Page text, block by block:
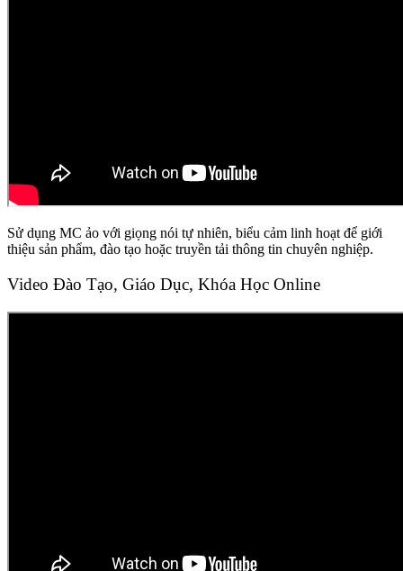
Sử dụng MC ảo với giọng nói tự nhiên, biểu cảm linh hoạt để giới
thiệu sản phẩm, đào tạo hoặc truyền tải thông tin chuyên nghiệp.
Video Đào Tạo, Giáo Dục, Khóa Học Online